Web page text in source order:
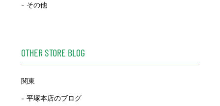
その他
OTHER STORE BLOG
関東
平塚本店のブログ